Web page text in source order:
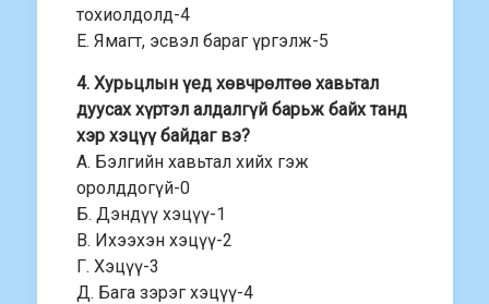
тохиолдолд-4
Е. Ямагт, эсвэл бараг үргэлж-5
4. Хурьцлын үед хөвчрөлтөө хавьтал
дуусах хүртэл алдалгүй барьж байх танд
хэр хэцүү байдаг вэ?
А. Бэлгийн хавьтал хийх гэж
оролддогүй-0
Б. Дэндүү хэцүү-1
В. Ихээхэн хэцүү-2
Г. Хэцүү-3
Д. Бага зэрэг хэцүү-4